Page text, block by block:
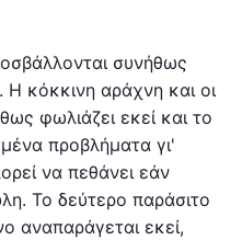
συνήθως
κόκκινη αράχνη και οι
φωλιάζει εκεί και το
προβλήματα γι'
να πεθάνει εάν
Το δεύτερο παράσιτο
αναπαράγεται εκεί,